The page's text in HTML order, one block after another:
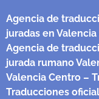
Agencia de
juradas en Valencia
Agencia de
jurada rumano
Valencia Centro –
Traducciones